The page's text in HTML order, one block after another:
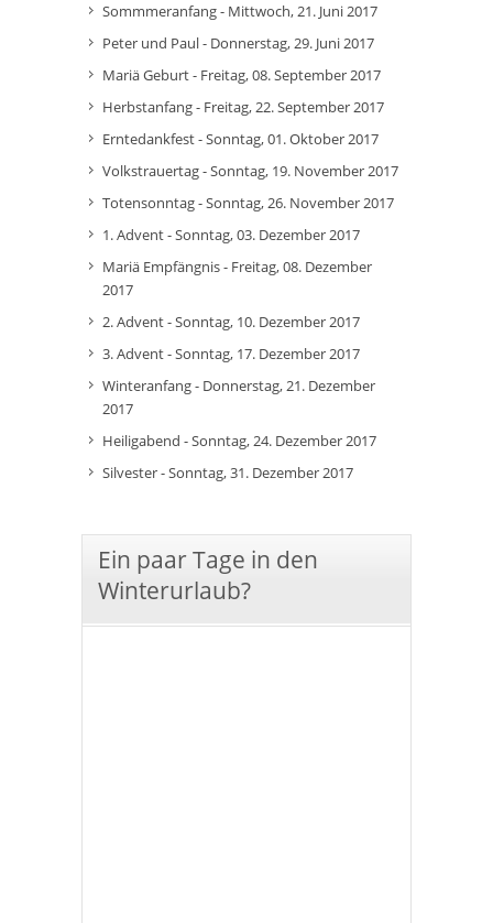
Sommmeranfang - Mittwoch, 21. Juni 2017
Peter und Paul - Donnerstag, 29. Juni 2017
Mariä Geburt - Freitag, 08. September 2017
Herbstanfang - Freitag, 22. September 2017
Erntedankfest - Sonntag, 01. Oktober 2017
Volkstrauertag - Sonntag, 19. November 2017
Totensonntag - Sonntag, 26. November 2017
1. Advent - Sonntag, 03. Dezember 2017
Mariä Empfängnis - Freitag, 08. Dezember
2017
2. Advent - Sonntag, 10. Dezember 2017
3. Advent - Sonntag, 17. Dezember 2017
Winteranfang - Donnerstag, 21. Dezember
2017
Heiligabend - Sonntag, 24. Dezember 2017
Silvester - Sonntag, 31. Dezember 2017
Ein paar Tage in den
Winterurlaub?